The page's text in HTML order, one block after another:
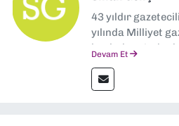
43 yıldır
yılında Milliyet
başladım.
muhabir, editör,
müdürü olarak
Devam Et